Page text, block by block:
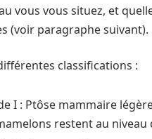
vous vous situez, et
(voir paragraphe suivant).
classifications :
I : Ptôse mammaire
restent au